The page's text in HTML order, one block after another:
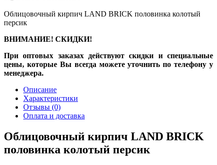
Облицовочный кирпич LAND BRICK половинка колотый
персик
ВНИМАНИЕ! СКИДКИ!
При оптовых заказах действуют скидки и специальные
цены, которые Вы всегда можете уточнить по телефону у
менеджера.
Описание
Характеристики
Отзывы (0)
Оплата и доставка
Облицовочный кирпич LAND BRICK
половинка колотый персик